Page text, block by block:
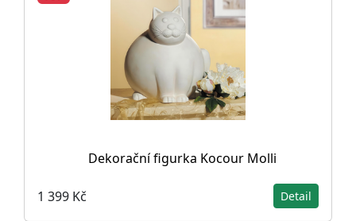
Dekorační figurka Kocour Molli
1 399 Kč Detail